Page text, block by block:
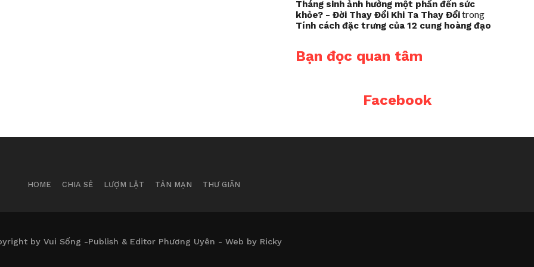
Tháng sinh ảnh hưởng một phần đến sức
khỏe? - Đời Thay Đổi Khi Ta Thay Đổitrong
Tính cách đặc trưng của 12 cung hoàng đạo
Bạn đọc quan tâm
Facebook
HOME CHIA SẺ LƯỢM LẶT TẢN MẠN THƯ GIÃN
by Vui Sống -Publish & Editor Phương Uyên - Web by Ricky